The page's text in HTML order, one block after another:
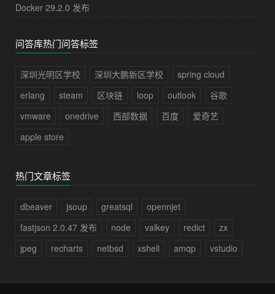
Docker 29.2.0 发布
问答库热门问答标签
深圳光明区学校 深圳大鹏新区学校
spring cloud
erlang
steam 区块链 loop outlook
谷歌
vmware
onedrive 西部数据 百度
爱奇艺
apple store
热门文章标签
dbeaver jsoup greatsql
opennjet
fastjson 2.0.47 发布
node valkey redict
zx
jpeg
recharts netbsd xshell amqp vstudio